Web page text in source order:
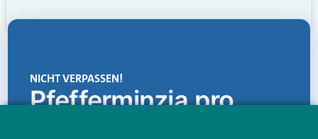
NICHT VERPASSEN!
Pfefferminzia.pro